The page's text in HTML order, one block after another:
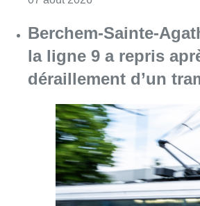
Berchem-Sainte-
la ligne 9 a repris
déraillement d’un